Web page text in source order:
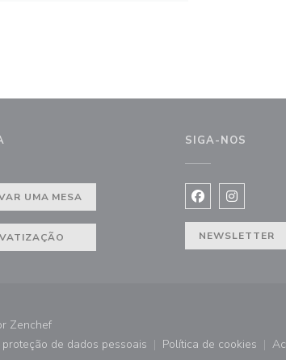
UMA MESA
SIGA-NOS
Facebook
NEWSLETTER
Zenchef((abre numa nova janela))
de dados pessoais
((abre numa nova janela))
Política de cookies
((abre numa